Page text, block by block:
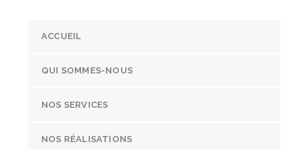
ACCUEIL
QUI SOMMES-NOUS
NOS SERVICES
NOS RÉALISATIONS